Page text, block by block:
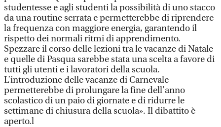
studentesse e agli studenti la possibilità di uno stacco
da una routine serrata e permetterebbe di riprendere
la frequenza con maggiore energia, garantendo il
rispetto dei normali ritmi di apprendimento.
Spezzare il corso delle lezioni tra le vacanze di Natale
e quelle di Pasqua sarebbe stata una scelta a favore di
tutti gli utenti e i lavoratori della scuola.
L’introduzione delle vacanze di Carnevale
permetterebbe di prolungare la fine dell’anno
scolastico di un paio di giornate e di ridurre le
settimane di chiusura della scuola». Il dibattito è
aperto.l